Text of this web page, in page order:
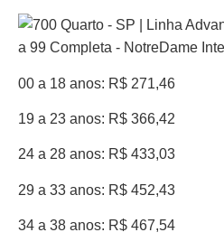
00 a 18 anos: R$ 271,46
19 a 23 anos: R$ 366,42
24 a 28 anos: R$ 433,03
29 a 33 anos: R$ 452,43
34 a 38 anos: R$ 467,54